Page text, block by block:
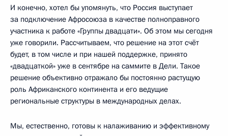
И конечно, хотел бы упомянуть, что Россия выступает
за подключение Афросоюза в качестве полноправного
участника к работе «Группы двадцати». Об этом мы сегодня
уже говорили. Рассчитываем, что решение на этот счёт
будет, в том числе и при нашей поддержке, принято
«двадцаткой» уже в сентябре на саммите в Дели. Такое
решение объективно отражало бы постоянно растущую
роль Африканского континента и его ведущие
региональные структуры в международных делах.
Мы, естественно, готовы к налаживанию и эффективному